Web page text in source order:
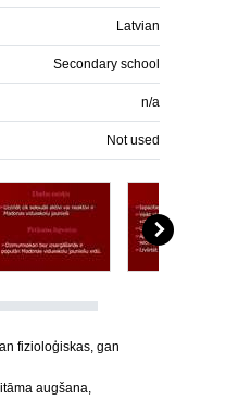
Latvian
Secondary school
n/a
Not used
fizioloģiskas, gan
augšana,